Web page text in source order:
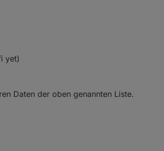
yet)
Daten der oben genannten Liste.